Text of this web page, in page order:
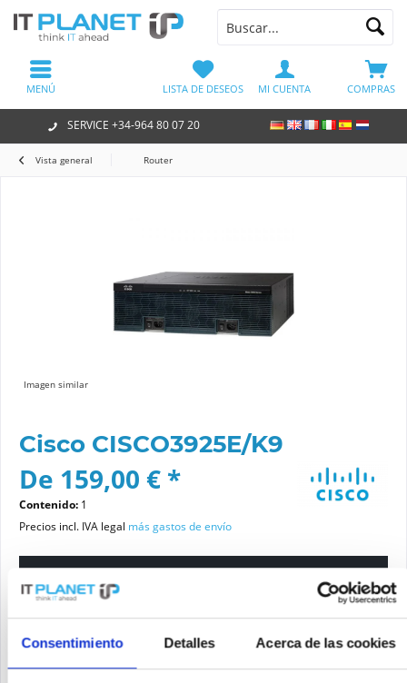
Consentimiento Detalles Acerca de las cookies
SERVICE +34-964 80 07 20
COMPRAS
LISTA DE DESEOS MI CUENTA
MENÚ
Vista general Router
Imagen similar
Cisco CISCO3925E/K9
De 159,00 € *
Contenido: 1
Precios incl. IVA legal más gastos de envío
Por favor elige una variante
Estado del artículo
nuevo reacondicionado